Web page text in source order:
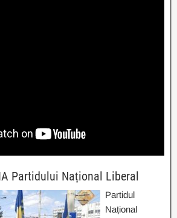
Partidului Național Liberal
Partidul
Național